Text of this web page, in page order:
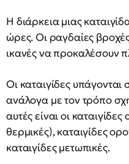
Η διάρκεια μιας
ώρες. Οι ραγδαίες
ικανές να προκαλέσουν
Οι καταιγίδες υπάγονται
ανάλογα με τον τρόπο
αυτές είναι οι
θερμικές), καταιγίδες
καταιγίδες μετωπικές.